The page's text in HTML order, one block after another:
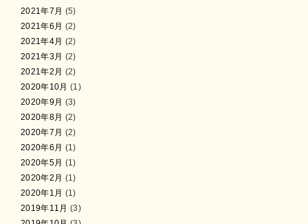
2021年7月 (5)
2021年6月 (2)
2021年4月 (2)
2021年3月 (2)
2021年2月 (2)
2020年10月 (1)
2020年9月 (3)
2020年8月 (2)
2020年7月 (2)
2020年6月 (1)
2020年5月 (1)
2020年2月 (1)
2020年1月 (1)
2019年11月 (3)